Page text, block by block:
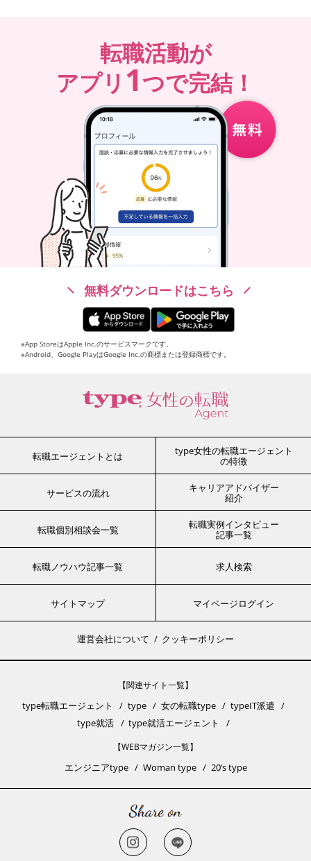
転職活動が
アプリ 1つで完結！
無料ダウンロードはこちら
※App StoreはApple Inc.のサービスマークです。
※Android、Google PlayはGoogle Inc.の商標または登録商標です。
転職エージェントとは
type女性の転職エージェント
の特徴
サービスの流れ
キャリアアドバイザー
紹介
転職個別相談会一覧
転職実例インタビュー
記事一覧
転職ノウハウ記事一覧 求人検索
サイトマップ マイページログイン
運営会社について クッキーポリシー
【関連サイト一覧】
type転職エージェント type 女の転職type
typeIT派遣
type就活
type就活エージェント
【WEBマガジン一覧】
エンジニアtype Woman type 20’s type